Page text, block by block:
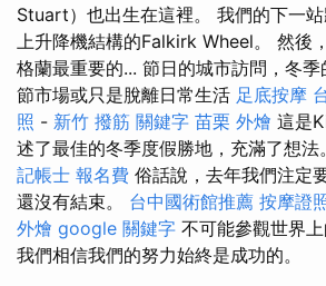
Stuart）也出生在這裡。 我們的下一
上升降機結構的Falkirk Wheel。 然後
格蘭最重要的... 節日的城市訪問，冬
節市場或只是脫離日常生活 足底按摩
照 - 新竹 撥筋 關鍵字 苗栗 外燴 這是
述了最佳的冬季度假勝地，充滿了想法
記帳士 報名費 俗話說，去年我們注定
還沒有結束。 台中國術館推薦 按摩證
外燴 google 關鍵字 不可能參觀世界
我們相信我們的努力始終是成功的。